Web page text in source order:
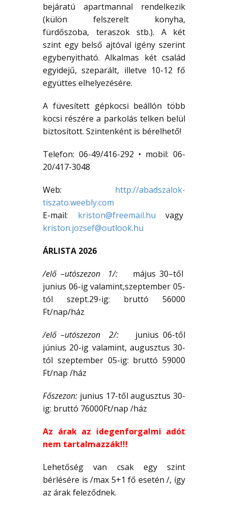
bejáratú apartmannal rendelkezik
(külön felszerelt konyha,
fürdőszoba, teraszok stb.). A két
szint egy belső ajtóval igény szerint
egybenyitható. Alkalmas két család
egyidejű, szeparált, illetve 10-12 fő
együttes elhelyezésére.
A füvesített gépkocsi beállón több
kocsi részére a parkolás telken belül
biztosított. Szintenként is bérelhető!
Telefon: 06-49/416-292 • mobil: 06-
20/417-3048
Web: http://abadszalok-
tiszato.weebly.com
E-mail: kriston@freemail.hu vagy
kriston.jozsef@outlook.hu
ÁRLISTA 2026
/elő –utószezon 1/:május 30–től
junius 06-ig valamint,szeptember 05-
tól szept.29-ig: bruttó 56000
Ft/nap/ház
/elő –utószezon 2/:junius 06-től
június 20-ig valamint, augusztus 30-
tól szeptember 05-ig: bruttó 59000
Ft/nap /ház
Főszezon: junius 17-től augusztus 30-
ig: bruttó 76000Ft/nap /ház
Az árak az idegenforgalmi adót
nem tartalmazzák!!!
Lehetőség van csak egy szint
bérlésére is /max 5+1 fő esetén /, így
az árak feleződnek.